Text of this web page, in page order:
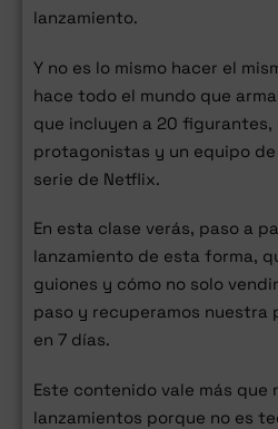
lanzamiento.
Y no es lo mismo hacer el
hace todo el mundo que
que incluyen a 20 figurantes,
protagonistas y un equipo
serie de Netflix.
En esta clase verás, paso a
lanzamiento de esta forma,
guiones y cómo no solo
paso y recuperamos nuestra
en 7 días.
Este contenido vale más que
lanzamientos porque no es